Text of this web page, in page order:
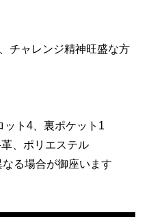
チャレンジ精神旺盛な方
ット4、裏ポケット1
、ポリエステル
る場合が御座います